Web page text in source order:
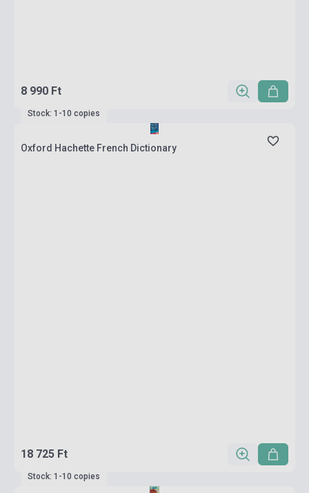
8 990 Ft
Stock: 1-10 copies
Oxford Hachette French Dictionary
18 725 Ft
Stock: 1-10 copies